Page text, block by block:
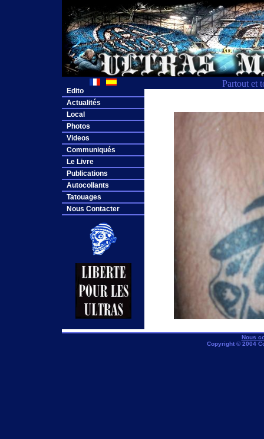
Partout et
Edito
Actualités
Local
Photos
Videos
Communiqués
Le Livre
Publications
Autocollants
Tatouages
Nous Contacter
Nous
Copyright © 2004